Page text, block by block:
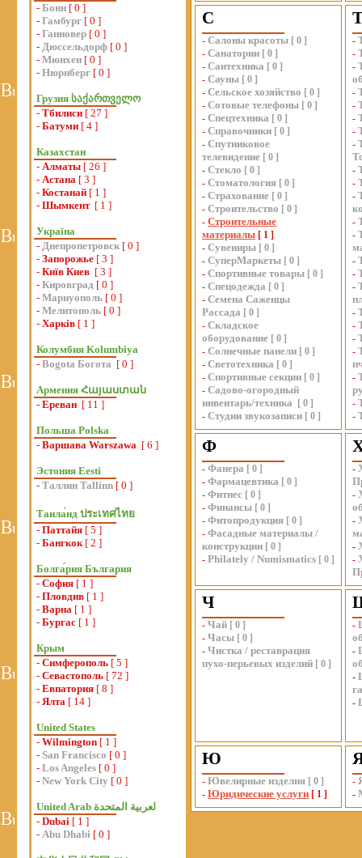
- Бонн [ 0 ]
- Гамбург [ 0 ]
- Ганновер [ 0 ]
- Дюссельдорф [ 0 ]
- Мюнхен [ 0 ]
- Нюрнберг [ 0 ]
Грузия საქართველო
- Тбилиси [ 27 ]
- Батуми [ 4 ]
Казахстан
- Алматы [ 26 ]
- Астана [ 3 ]
- Костанай [ 1 ]
- Шымкент [ 1 ]
Україна
- Днепропетровск [ 0 ]
- Запорожье [ 3 ]
- Київ Киев [ 3 ]
- Кировград [ 0 ]
- Мариуополь [ 0 ]
- Мелитополь [ 0 ]
- Харків [ 1 ]
Колумбия Kolumbiya
- Bogota Богота [ 0 ]
Армения Հայաստան
- Ереван [ 11 ]
Польша Polska
- Варшава Warszawa [ 6 ]
Эстония Eesti
- Таллин Tallinn [ 0 ]
Таила́нд ประเทศไทย
- Паттайя [ 5 ]
- Бангкок[ 2 ]
Болга́рия България
- София [ 1 ]
- Пловдив [ 1 ]
- Варна [ 1 ]
- Бургас [ 1 ]
Крым
- Симферополь [ 5 ]
- Севастополь [ 72 ]
- Евпатория [ 8 ]
- Ялта [ 14 ]
United States
- Wilmington [ 1 ]
- San Francisco [ 0 ]
- Los Angeles [ 0 ]
- New York City [ 0 ]
- Dubai [ 1 ]
- Abu Dhabi [ 0 ]
С
- Салоны красоты [ 0 ]
- Санатории [ 0 ]
- Сантехника [ 0 ]
- Сауны [ 0 ]
- Сельское хозяйство [ 0 ]
- Сотовые телефоны [ 0 ]
- Спецтехника [ 0 ]
- Справочники [ 0 ]
- Спутниковое
телевидение [ 0 ]
- Стекло [ 0 ]
- Стоматология [ 0 ]
- Страхование [ 0 ]
- Строительство [ 0 ]
- Строительные
материалы [ 1 ]
- Сувениры [ 0 ]
- СуперМаркеты [ 0 ]
- Спортивные товары [ 0 ]
- Спецодежда [ 0 ]
- Семена Саженцы
Рассада [ 0 ]
- Складское
оборудование [ 0 ]
- Солнечные панели [ 0 ]
- Светотехника [ 0 ]
- Спортивные секции [ 0 ]
- Садово-огородный
инвентарь/техника
[ 0 ]
- Студии звукозаписи [ 0 ]
-
-
-
-
-
-
-
-
-
-
-
-
-
-
-
-
-
-
-
-
-
-
-
Ф
- Фанера [ 0 ]
- Фармацевтика [ 0 ]
- Фитнес [ 0 ]
- Финансы [ 0 ]
- Фитопродукция [ 0 ]
- Фасадные материалы /
конструкции [ 0 ]
- Philately / Numismatics [ 0 ]
-
-
-
-
-
Ч
- Чай [ 0 ]
- Часы [ 0 ]
- Чистка / реставрация
пухо-перьевых изделий [ 0 ]
-
-
-
-
Ю
- Ювелирные изделия [ 0 ]
- Юридические услуги [ 1 ]
-
-